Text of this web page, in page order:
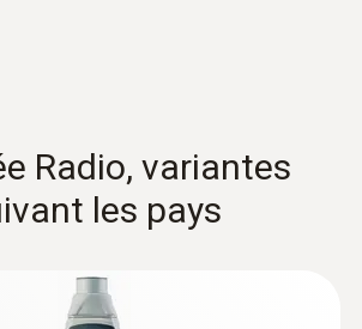
de type K) - pour les
les endroits difficilement
Radio, variantes
les pays